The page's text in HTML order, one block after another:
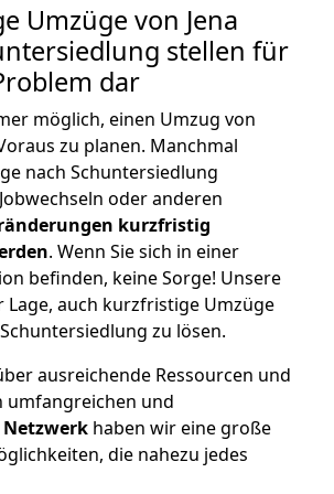
Umzüge von Jena
stellen für
dar
möglich, einen Umzug von
zu planen. Manchmal
nach Schuntersiedlung
oder anderen
kurzfristig
. Wenn Sie sich in einer
befinden, keine Sorge! Unsere
Lage, auch kurzfristige Umzüge
zu lösen.
ausreichende Ressourcen und
umfangreichen und
haben wir eine große
die nahezu jedes